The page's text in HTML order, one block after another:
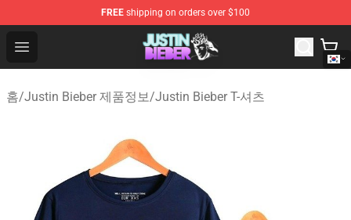
FREE shipping on orders over $100
Open menu
Justin Bieber Store - Official Justin Bieber Merchandise
홈/Justin Bieber 제품정보/Justin Bieber T-셔츠